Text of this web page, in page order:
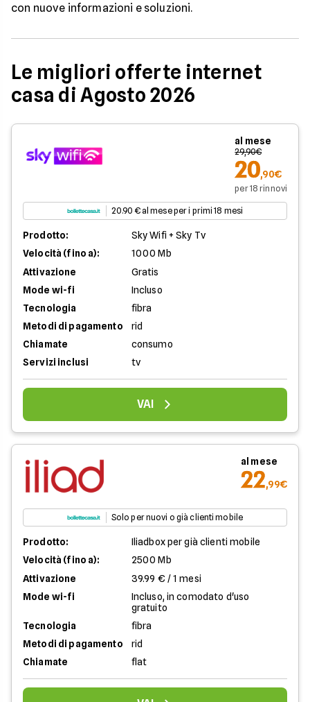
con nuove informazioni e soluzioni.
Le migliori offerte internet
casa di Agosto 2026
al mese
29,90€
20,90€
per 18 rinnovi
20.90 € al mese per i primi 18 mesi
Prodotto:
Sky Wifi + Sky Tv
Velocità (fino a):
1000 Mb
Attivazione
Gratis
Mode wi-fi
Incluso
Tecnologia
fibra
Metodi di pagamento
rid
Chiamate
consumo
Servizi inclusi
tv
VAI
al mese
22,99€
Solo per nuovi o già clienti mobile
Prodotto:
Iliadbox per già clienti mobile
Velocità (fino a):
2500 Mb
Attivazione
39.99 € / 1 mesi
Mode wi-fi
Incluso, in comodato d'uso
gratuito
Tecnologia
fibra
Metodi di pagamento
rid
Chiamate
flat